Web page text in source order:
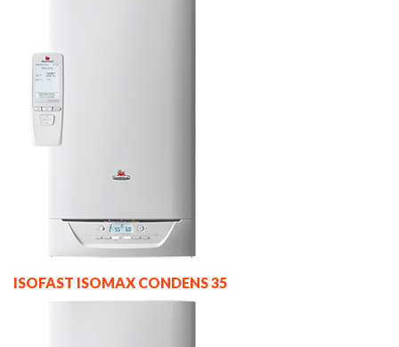
ISOFAST ISOMAX CONDENS 35